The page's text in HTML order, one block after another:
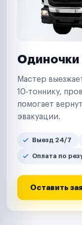
Одиночки
Мастер
10-тоннику,
помогает
эвакуации.
Выезд 24/7
Оплата по
Оставить